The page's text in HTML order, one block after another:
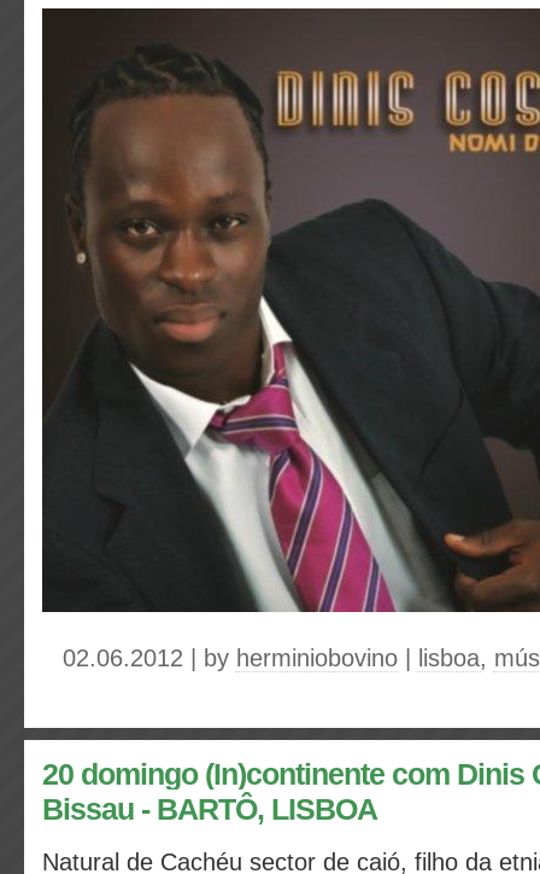
02.06.2012 | by herminiobovino lisboa,
20 domingo (In)continente com Dinis
Bissau - BARTÔ, LISBOA
Natural de Cachéu sector de caió, filho da